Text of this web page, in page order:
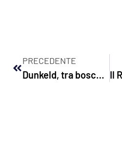
PRECEDENTE
Dunkeld, tra boschi e cascate